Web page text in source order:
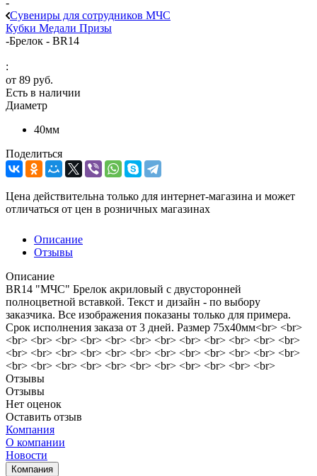
Сувениры для сотрудников МЧС
Кубки Медали Призы
-Брелок - BR14
:
от 89 руб.
Есть в наличии
Диаметр
40мм
Поделиться
Цена действительна только для интернет-магазина и может
отличаться от цен в розничных магазинах
Описание
Отзывы
Описание
BR14 "МЧС" Брелок акриловый с двусторонней
полноцветной вставкой. Текст и дизайн - по выбору
заказчика. Все изображения показаны только для примера.
Срок исполнения заказа от 3 дней. Размер 75х40мм<br> <br>
<br> <br> <br> <br> <br> <br> <br> <br> <br> <br> <br> <br>
<br> <br> <br> <br> <br> <br> <br> <br> <br> <br> <br> <br>
<br> <br> <br> <br> <br> <br> <br> <br> <br> <br> <br>
Отзывы
Отзывы
Нет оценок
Оставить отзыв
Компания
О компании
Новости
Компания